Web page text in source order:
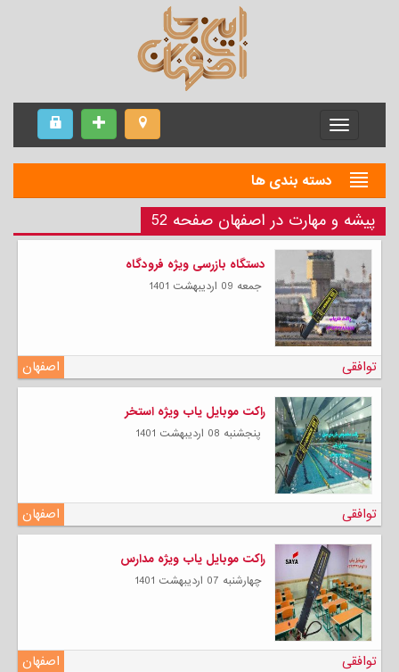
Menu
دسته بندی ها
پیشه و مهارت در اصفهان صفحه 52
دستگاه بازرسی ویژه فرودگاه
جمعه 09 ارديبهشت 1401
اصفهان توافقی
راکت موبایل یاب ویژه استخر
پنجشنبه 08 ارديبهشت 1401
اصفهان توافقی
راکت موبایل یاب ویژه مدارس
چهارشنبه 07 ارديبهشت 1401
اصفهان توافقی